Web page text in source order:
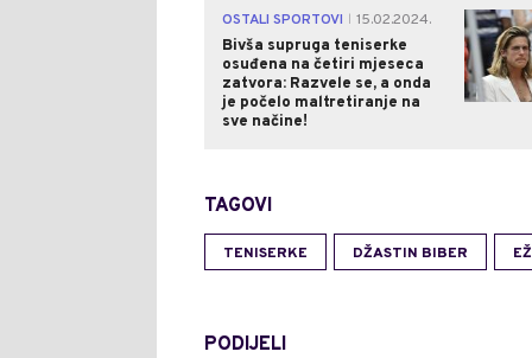
OSTALI SPORTOVI
15.02.2024.
Bivša supruga teniserke
osuđena na četiri mjeseca
zatvora: Razvele se, a onda
je počelo maltretiranje na
sve načine!
TAGOVI
TENISERKE DŽASTIN BIBER
PODIJELI